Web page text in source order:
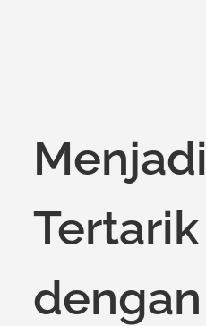
Menjadi
Tertarik
dengan